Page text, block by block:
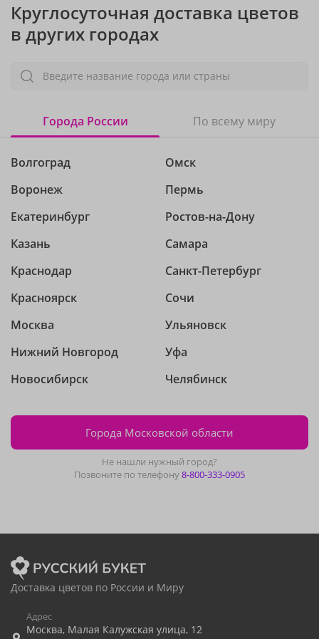
Круглосуточная доставка цветов
в других городах
Введите название города или страны
Города России По всему миру
Волгоград
Воронеж
Екатеринбург
Казань
Краснодар
Красноярск
Москва
Нижний Новгород
Новосибирск
Омск
Пермь
Ростов-на-Дону
Самара
Санкт-Петербург
Сочи
Ульяновск
Уфа
Челябинск
Города Московской области
Не нашли нужный город?
Позвоните по телефону8-800-333-0905
Доставка цветов по России и Миру
Адрес
Москва, Малая Калужская улица, 12